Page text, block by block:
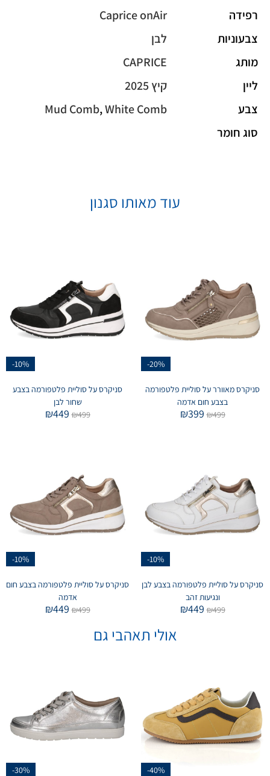
רפידה
Caprice onAir
צבעוניות
לבן
מותג
CAPRICE
ליין
קיץ 2025
צבע
Mud Comb,White Comb
סוג חומר
עוד מאותו סגנון
-20%
סניקרס מאוורר על סוליית פלטפורמה
בצבע חום אדמה
₪499
₪399
-10%
סניקרס על סוליית פלטפורמה בצבע
שחור לבן
₪499
₪449
-10%
סניקרס על סוליית פלטפורמה בצבע לבן
ונגיעות זהב
₪499
₪449
-10%
סניקרס על סוליית פלטפורמה בצבע חום
אדמה
₪499
₪449
אולי תאהבי גם
-40%
-30%